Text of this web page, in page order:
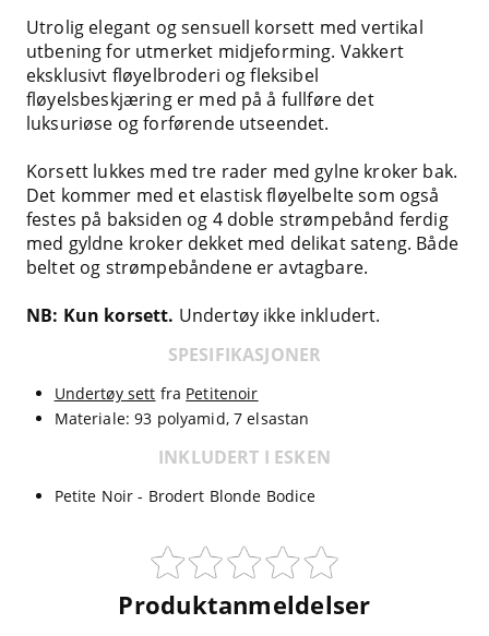
Utrolig elegant og sensuell korsett med vertikal
utbening for utmerket midjeforming. Vakkert
eksklusivt fløyelbroderi og fleksibel
fløyelsbeskjæring er med på å fullføre det
luksuriøse og forførende utseendet.
Korsett lukkes med tre rader med gylne kroker bak.
Det kommer med et elastisk fløyelbelte som også
festes på baksiden og 4 doble strømpebånd ferdig
med gyldne kroker dekket med delikat sateng. Både
beltet og strømpebåndene er avtagbare.
NB: Kun korsett. Undertøy ikke inkludert.
SPESIFIKASJONER
Undertøy sett fra Petitenoir
Materiale: 93 polyamid, 7 elsastan
INKLUDERT I ESKEN
Petite Noir - Brodert Blonde Bodice
Produktanmeldelser